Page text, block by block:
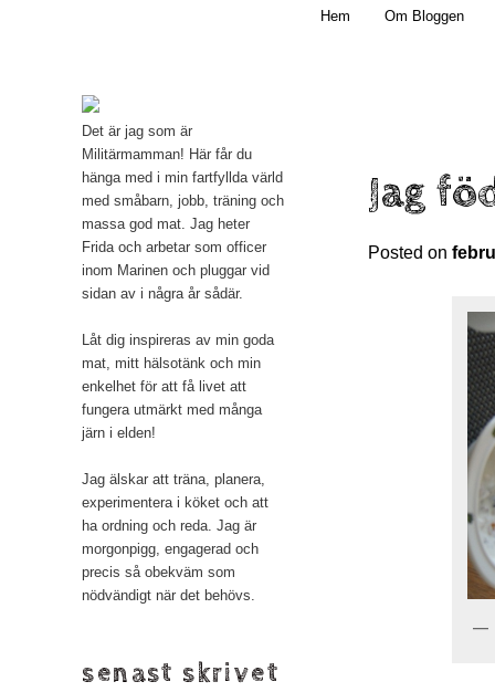
Mamma, militär och märkbart obekväm
Hem Om Bloggen
Jag
Posted on
Det är jag som är
Militärmamman! Här får du
hänga med i min fartfyllda värld
med småbarn, jobb, träning och
massa god mat. Jag heter
Frida och arbetar som officer
inom Marinen och pluggar vid
sidan av i några år sådär.
Låt dig inspireras av min goda
mat, mitt hälsotänk och min
enkelhet för att få livet att
fungera utmärkt med många
järn i elden!
Jag älskar att träna, planera,
experimentera i köket och att
ha ordning och reda. Jag är
morgonpigg, engagerad och
precis så obekväm som
nödvändigt när det behövs.
senast skrivet